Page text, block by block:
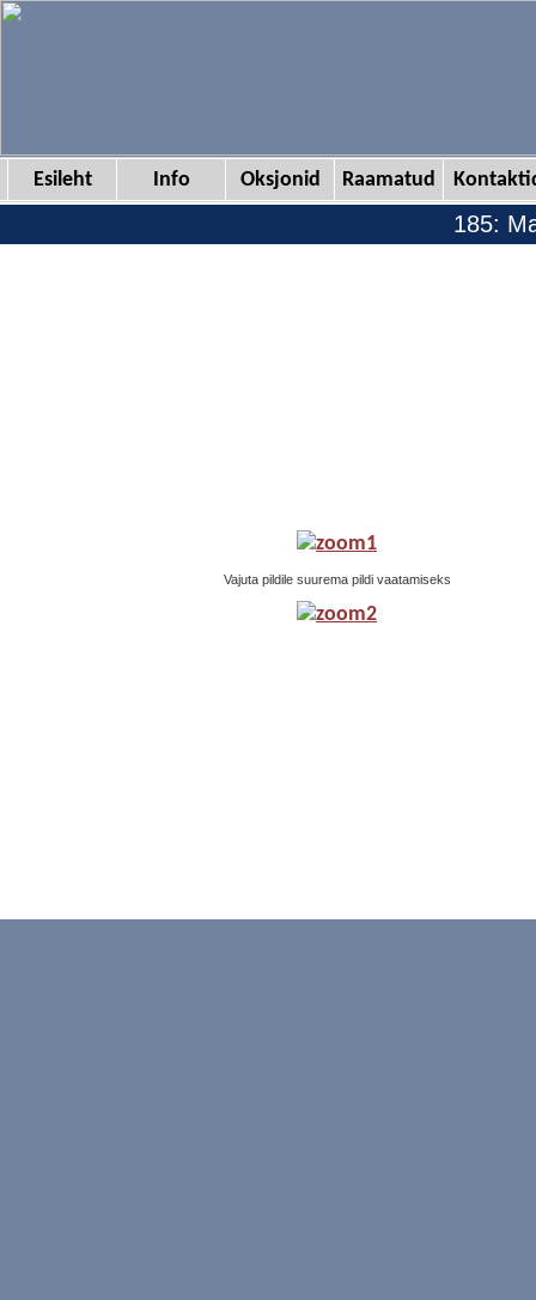
Esileht Info Oksjonid Raamatud
185:
Vajuta pildile suurema pildi vaatamiseks